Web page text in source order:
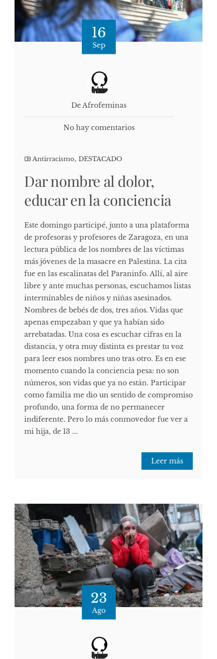
16
Sep
De Afrofeminas
No hay comentarios
Antirracismo, DESTACADO
Dar nombre al dolor,
educar en la conciencia
Este domingo participé, junto a una plataforma
de profesoras y profesores de Zaragoza, en una
lectura pública de los nombres de las víctimas
más jóvenes de la masacre en Palestina. La cita
fue en las escalinatas del Paraninfo. Allí, al aire
libre y ante muchas personas, escuchamos listas
interminables de niños y niñas asesinados.
Nombres de bebés de dos, tres años. Vidas que
apenas empezaban y que ya habían sido
arrebatadas. Una cosa es escuchar cifras en la
distancia, y otra muy distinta es prestar tu voz
para leer esos nombres uno tras otro. Es en ese
momento cuando la conciencia pesa: no son
números, son vidas que ya no están. Participar
como familia me dio un sentido de compromiso
profundo, una forma de no permanecer
indiferente. Pero lo más conmovedor fue ver a
mi hija, de 13 ...
Leer más
23
Ago